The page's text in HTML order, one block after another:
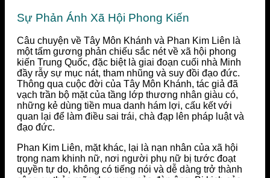
Sự Phản Ánh Xã Hội Phong Kiến
Câu chuyện về Tây Môn Khánh và Phan Kim Liên là
một tấm gương phản chiếu sắc nét về xã hội phong
kiến Trung Quốc, đặc biệt là giai đoạn cuối nhà Minh
đầy rẫy sự mục nát, tham nhũng và suy đồi đạo đức.
Thông qua cuộc đời của Tây Môn Khánh, tác giả đã
vạch trần bộ mặt của tầng lớp thương nhân giàu có,
những kẻ dùng tiền mua danh hám lợi, cấu kết với
quan lại để làm điều sai trái, chà đạp lên pháp luật và
đạo đức.
Phan Kim Liên, mặt khác, lại là nạn nhân của xã hội
trọng nam khinh nữ, nơi người phụ nữ bị tước đoạt
quyền tự do, không có tiếng nói và dễ dàng trở thành